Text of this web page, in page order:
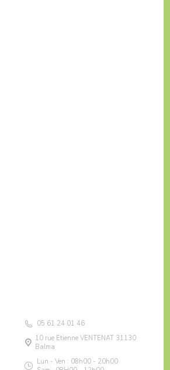
05 61 24 01 46
10 rue Etienne VENTENAT 31130
Balma
Lun - Ven : 08h00 - 20h00